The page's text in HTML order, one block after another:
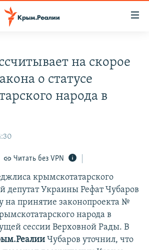
на скорое
о статусе
народа в
Читать без VPN
крымскотатарского
депутат Украины Рефат Чубаров
на принятие законопроекта №
народа в
сессии Верховной Рады. В
Чубаров уточнил, что